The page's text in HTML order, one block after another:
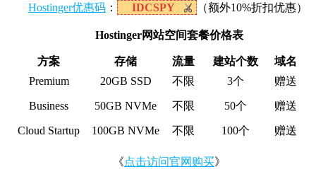
Hostinger优惠码 ： IDCSPY （额外10%折扣优惠）
Hostinger网站空间套餐价格表
方案 存储 流量 建站个数
域名
Premium
20GB SSD 不限 3个 赠送
Business 50GB NVMe 不限 50个 赠送
Cloud Startup 100GB NVMe 不限 100个 赠送
《点击访问官网购买》